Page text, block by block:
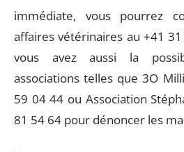
immédiate, vous pourrez
affaires vétérinaires au +41
vous avez aussi la
associations telles que 3O
59 04 44 ou Association
81 54 64 pour dénoncer les